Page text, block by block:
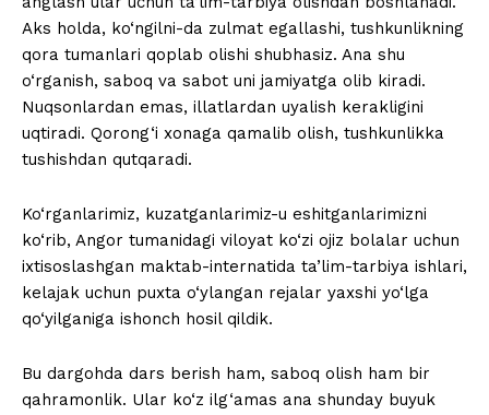
Aks holda, ko‘ngilni-da zulmat egallashi, tushkunlikning
qora tumanlari qoplab olishi shubhasiz. Ana shu
o‘rganish, saboq va sabot uni jamiyatga olib kiradi.
Nuqsonlardan emas, illatlardan uyalish kerakligini
uqtiradi. Qorong‘i xonaga qamalib olish, tushkunlikka
tushishdan qutqaradi.
Ko‘rganlarimiz, kuzatganlarimiz-u eshitganlarimizni
ko‘rib, Angor tumanidagi viloyat ko‘zi ojiz bolalar uchun
ixtisoslashgan maktab-internatida ta’lim-tarbiya ishlari,
kelajak uchun puxta o‘ylangan rejalar yaxshi yo‘lga
qo‘yilganiga ishonch hosil qildik.
Bu dargohda dars berish ham, saboq olish ham bir
qahramonlik. Ular ko‘z ilg‘amas ana shunday buyuk